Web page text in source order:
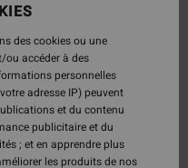
des cookies ou une
ou accéder à des
personnelles
adresse IP) peuvent
et du contenu
publicitaire et du
; et en apprendre plus
les produits de nos